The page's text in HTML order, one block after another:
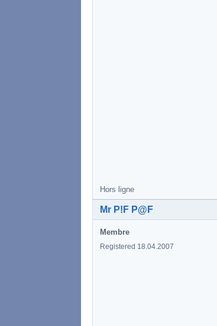
Hors ligne
Mr P!F P@F
Membre
Registered 18.04.2007